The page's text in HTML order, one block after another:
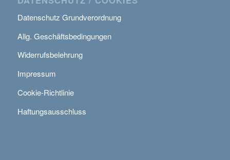
Datenschutz Grundverordnung
Allg. Geschäftsbedingungen
Widerrufsbelehrung
Impressum
Cookie-Richtlinie
Haftungsausschluss